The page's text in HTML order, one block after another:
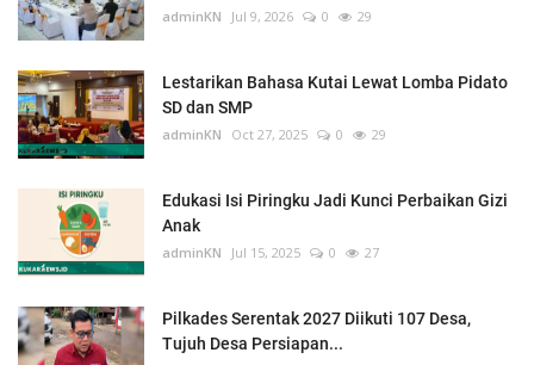
adminKN Jul 9, 2026 0 29
Lestarikan Bahasa Kutai Lewat Lomba Pidato
SD dan SMP
adminKN Oct 27, 2025 0 29
Edukasi Isi Piringku Jadi Kunci Perbaikan Gizi
Anak
adminKN Jul 15, 2025 0 27
Pilkades Serentak 2027 Diikuti 107 Desa,
Tujuh Desa Persiapan...